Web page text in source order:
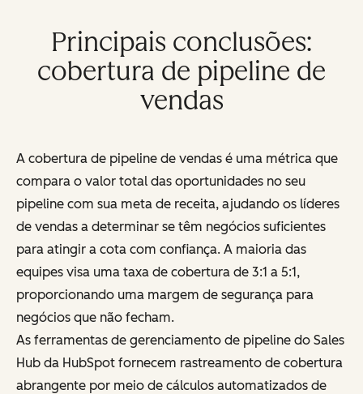
Principais conclusões:
cobertura de pipeline de
vendas
A cobertura de pipeline de vendas é uma métrica que
compara o valor total das oportunidades no seu
pipeline com sua meta de receita, ajudando os líderes
de vendas a determinar se têm negócios suficientes
para atingir a cota com confiança. A maioria das
equipes visa uma taxa de cobertura de 3:1 a 5:1,
proporcionando uma margem de segurança para
negócios que não fecham.
As ferramentas de gerenciamento de pipeline do Sales
Hub da HubSpot fornecem rastreamento de cobertura
abrangente por meio de cálculos automatizados de